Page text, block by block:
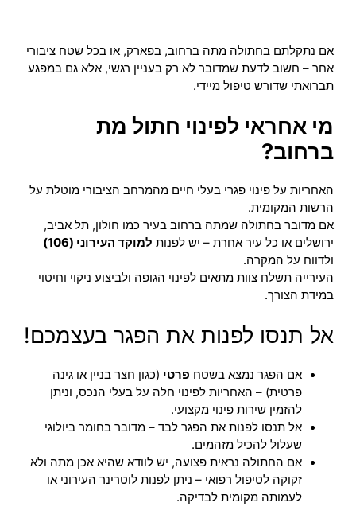
אם נתקלתם בחתולה מתה ברחוב, בפארק, או בכל שטח ציבורי
אחר – חשוב לדעת שמדובר לא רק בעניין רגשי, אלא גם במפגע
תברואתי שדורש טיפול מיידי.
מי אחראי לפינוי חתול מת
ברחוב?
האחריות על פינוי פגרי בעלי חיים מהמרחב הציבורי מוטלת על
הרשות המקומית.
אם מדובר בחתולה שמתה ברחוב בעיר כמו חולון, תל אביב,
ירושלים או כל עיר אחרת – יש לפנות למוקד העירוני (106)
ולדווח על המקרה.
העירייה תשלח צוות מתאים לפינוי הגופה ולביצוע ניקוי וחיטוי
במידת הצורך.
אל תנסו לפנות את הפגר בעצמכם!
אם הפגר נמצא בשטח פרטי (כגון חצר בניין או גינה
פרטית) – האחריות לפינוי חלה על בעלי הנכס, וניתן
להזמין שירות פינוי מקצועי.
אל תנסו לפנות את הפגר לבד – מדובר בחומר ביולוגי
שעלול להכיל מזהמים.
אם החתולה נראית פצועה, יש לוודא שהיא אכן מתה ולא
זקוקה לטיפול רפואי – ניתן לפנות לוטרינר העירוני או
לעמותה מקומית לבדיקה.